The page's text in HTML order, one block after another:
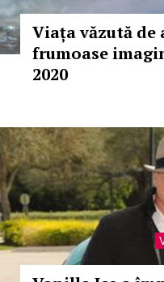
Viața văzută de
frumoase
2020